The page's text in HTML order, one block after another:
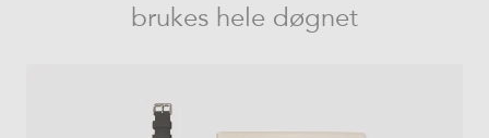
brukes hele døgnet